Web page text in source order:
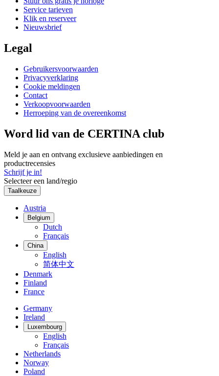
Service tarieven
Klik en reserveer
Nieuwsbrief
Legal
Gebruikersvoorwaarden
Privacyverklaring
Cookie meldingen
Contact
Verkoopvoorwaarden
Herroeping van de overeenkomst
Word lid van de CERTINA club
Meld je aan en ontvang exclusieve aanbiedingen en
productrecensies
Schrijf je in!
Selecteer een land/regio
Taalkeuze
Austria
Belgium
Dutch
Français
China
English
简体中文
Denmark
Finland
France
Germany
Ireland
Luxembourg
English
Français
Netherlands
Norway
Poland